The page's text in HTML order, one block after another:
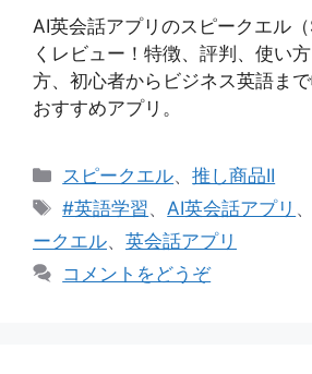
AI英会話アプリのスピークエル
くレビュー！特徴、評判、使い
方、初心者からビジネス英語ま
おすすめアプリ。
カ
テ
リ
ー
スピークエル、推し商品II
タ
グ
#英語学習、AI英会話アプリ 、
ークエル、 英会話アプリ
コメントをどうぞ